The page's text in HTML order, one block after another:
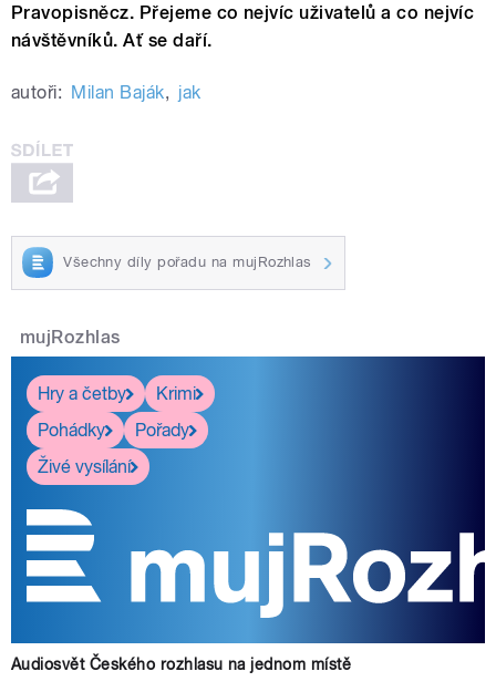
Pravopisněcz. Přejeme co nejvíc uživatelů a co nejvíc
návštěvníků. Ať se daří.
autoři: Milan Baják, jak
Všechny díly pořadu na mujRozhlas
mujRozhlas
Hry a četby
Krimi
Pohádky
Pořady
Živé vysílání
Audiosvět Českého rozhlasu na jednom místě